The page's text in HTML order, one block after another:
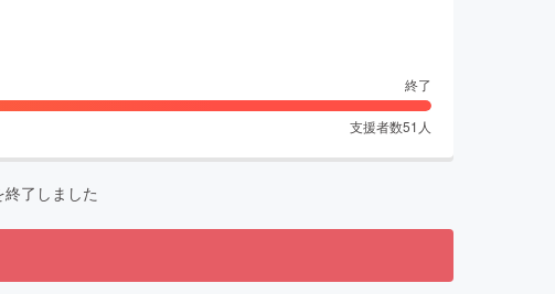
終了
支援者数51 人
終了しました